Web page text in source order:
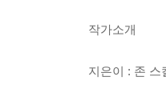
작가소개
지은이 : 존 스